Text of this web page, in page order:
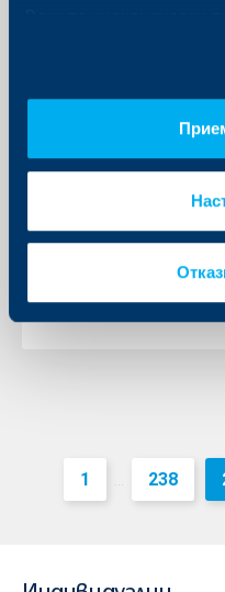
Откриването
19 октомври 2015
1 ... 238